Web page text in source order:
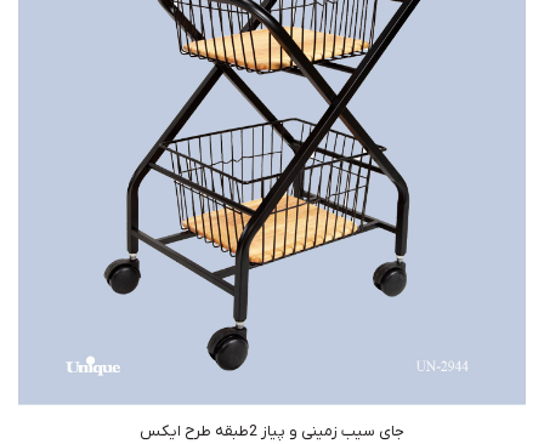
جای سیب زمینی و پیاز 2طبقه طرح ایکس